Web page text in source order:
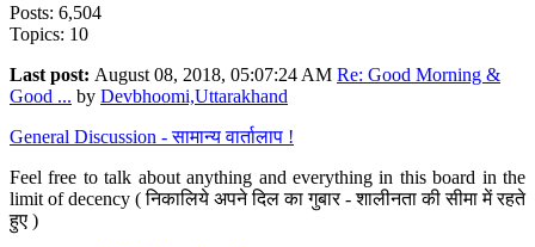
Posts: 6,504
Topics: 10
Last post: August 08, 2018, 05:07:24 AM Re: Good Morning &
Good ... by Devbhoomi,Uttarakhand
General Discussion - सामान्य वार्तालाप !
Feel free to talk about anything and everything in this board in the
limit of decency ( निकालिये अपने दिल का गुबार - शालीनता की सीमा में रहते
हुए )